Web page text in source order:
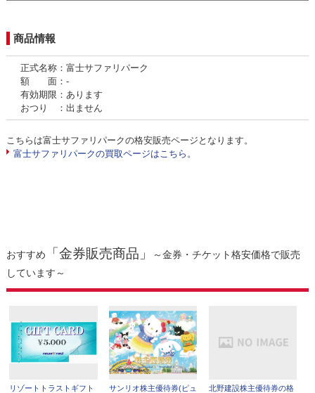
商品情報
正式名称：富士サファリパーク
額 面：-
有効期限：あります
おつり ：出ません
こちらは富士サファリパークの格安販売ページとなります。
富士サファリパークの買取ページはこちら。
おすすめ 「金券販売商品」
～金券・チケット格安価格で販売
しています～
リゾートトラストギフト
サンリオ株主優待券(ピュ
北野建設株主優待券の格